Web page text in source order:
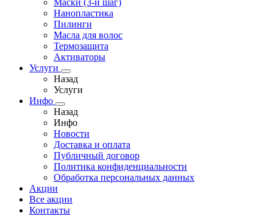
Маски (3-й шаг)
Нанопластика
Пилинги
Масла для волос
Термозащита
Активаторы
Услуги
Назад
Услуги
Инфо
Назад
Инфо
Новости
Доставка и оплата
Публичный договор
Политика конфиденциальности
Обработка персональных данных
Акции
Все акции
Контакты